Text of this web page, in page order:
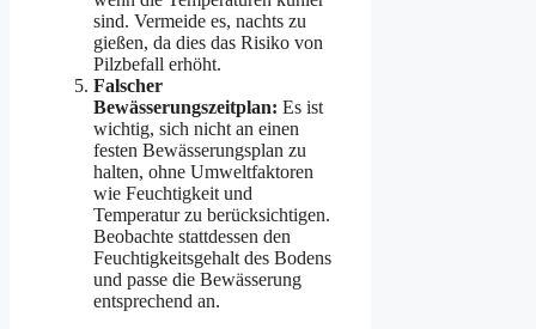
sind. Vermeide es, nachts zu
gießen, da dies das Risiko von
Pilzbefall erhöht.
Falscher
Bewässerungszeitplan: Es ist
wichtig, sich nicht an einen
festen Bewässerungsplan zu
halten, ohne Umweltfaktoren
wie Feuchtigkeit und
Temperatur zu berücksichtigen.
Beobachte stattdessen den
Feuchtigkeitsgehalt des Bodens
und passe die Bewässerung
entsprechend an.